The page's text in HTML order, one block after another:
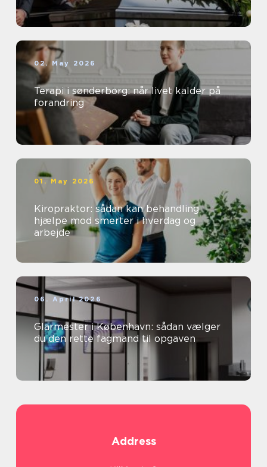
02. May 2026
Terapi i sønderborg: når livet kalder på
forandring
01. May 2026
Kiropraktor: sådan kan behandling
hjælpe mod smerter i hverdag og
arbejde
06. April 2026
Glarmester i København: sådan vælger
du den rette fagmand til opgaven
Address